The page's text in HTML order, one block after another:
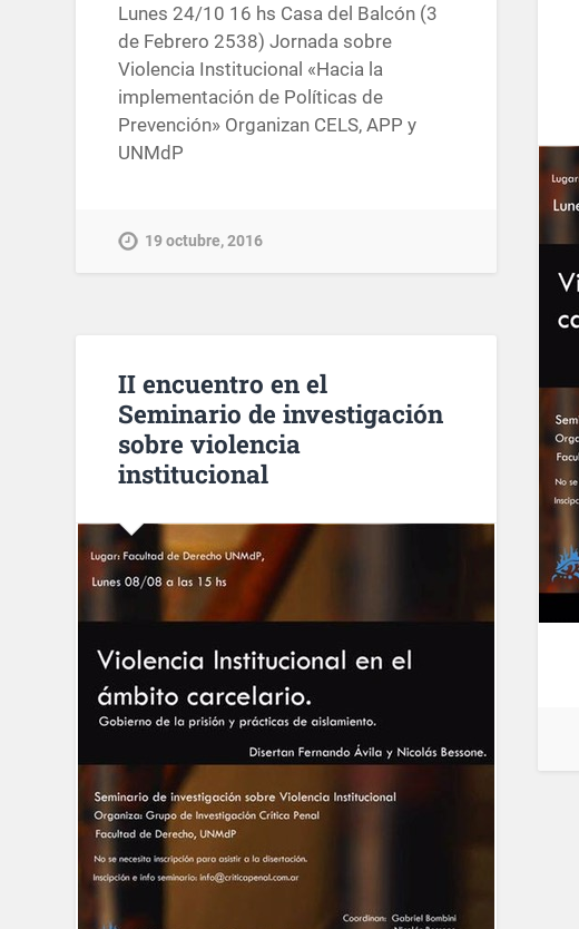
Lunes 24/10 16 hs Casa del Balcón (3
de Febrero 2538) Jornada sobre
Violencia Institucional «Hacia la
implementación de Políticas de
Prevención» Organizan CELS, APP y
UNMdP
19 octubre, 2016
II encuentro en el
Seminario de investigación
sobre violencia
institucional